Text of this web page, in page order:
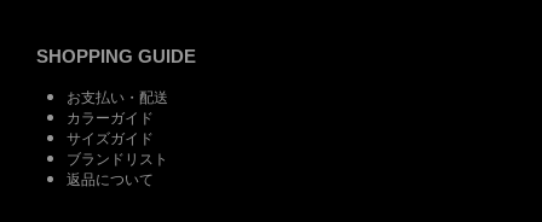
SHOPPING GUIDE
お支払い・配送
カラーガイド
サイズガイド
ブランドリスト
返品について